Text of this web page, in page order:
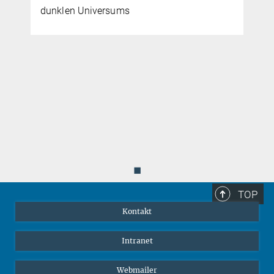
europäischen Ländern, den USA, Kanada
◼
TOP
Kontakt
Intranet
Webmailer